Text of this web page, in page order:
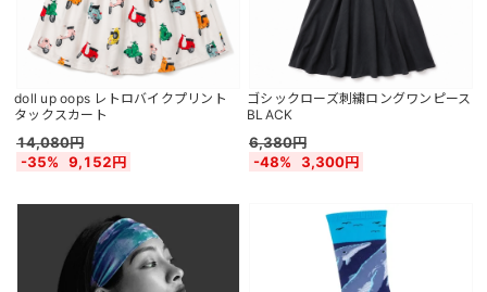
doll up oops レトロバイクプリント
タックスカート
14,080円
-35%
9,152円
ゴシックローズ刺繍ロングワンピース
BLACK
6,380円
-48%
3,300円